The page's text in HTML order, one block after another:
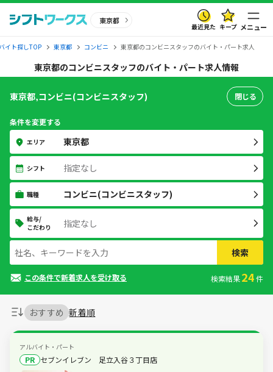
東京都
最近見た キープ メニュー
イト探しTOP 東京都 コンビニ 東京都のコンビニスタッフのバイト・パート求人
東京都のコンビニスタッフのバイト・パート求人情報
おすすめ 新着順
アルバイト・パート
PR セブンイレブン 足立入谷３丁目店
東京都,コンビニ(コンビニスタッフ) 閉じる
条件を変更する
エリア 東京都
シフト 指定なし
職種 コンビニ(コンビニスタッフ)
給与/
こだわり
指定なし
検索
この条件で新着求人を受け取る 検索結果24件